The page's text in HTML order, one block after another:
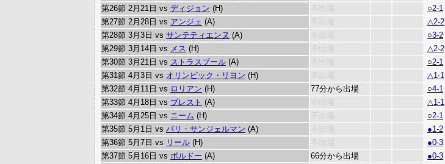
第26節 2月21日 vs ディジョン (H) 不出場
○2-1
第27節 2月28日 vs アンジェ (A) 不出場
△2-2
第28節 3月3日 vs サンテティエンヌ (A) 不出場
○3-2
第29節 3月14日 vs メス (H) 不出場
△2-2
第30節 3月21日 vs ストラスブール (A) 不出場
○2-1
第31節 4月3日 vs オリンピック・リヨン (H) 不出場
△1-1
第32節 4月11日 vs ロリアン (H) 77分から出場
○4-1
第33節 4月18日 vs ブレスト (A) 不出場
△1-1
第34節 4月25日 vs ニーム (H) 不出場
○2-1
第35節 5月1日 vs パリ・サンジェルマン (A) 不出場
●1-2
第36節 5月7日 vs リール (H) 不出場
●0-3
第37節 5月16日 vs ボルドー (A) 66分から出場
●0-3